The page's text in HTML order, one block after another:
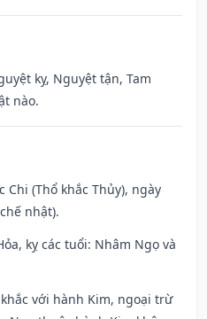
kỵ, Nguyệt tận, Tam
nào.
Chi (Thổ khắc Thủy), ngày
nhật).
kỵ các tuổi: Nhâm Ngọ và
với hành Kim, ngoại trừ